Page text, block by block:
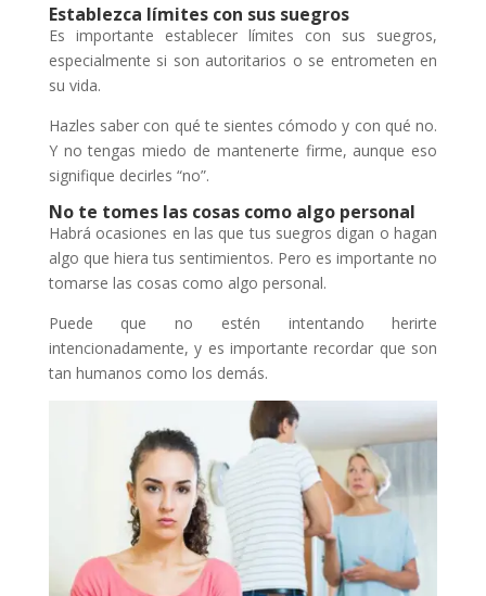
Establezca límites con sus suegros
Es importante establecer límites con sus suegros,
especialmente si son autoritarios o se entrometen en
su vida.
Hazles saber con qué te sientes cómodo y con qué no.
Y no tengas miedo de mantenerte firme, aunque eso
signifique decirles “no”.
No te tomes las cosas como algo personal
Habrá ocasiones en las que tus suegros digan o hagan
algo que hiera tus sentimientos. Pero es importante no
tomarse las cosas como algo personal.
Puede que no estén intentando herirte
intencionadamente, y es importante recordar que son
tan humanos como los demás.